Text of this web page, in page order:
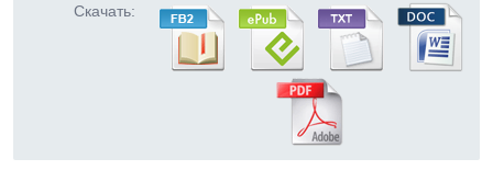
Скачать: